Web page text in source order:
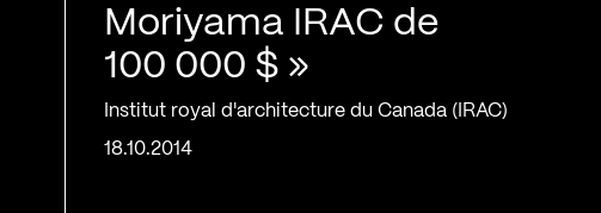
Moriyama IRAC de
100 000 $ »
Institut royal d'architecture du Canada (IRAC)
18.10.2014